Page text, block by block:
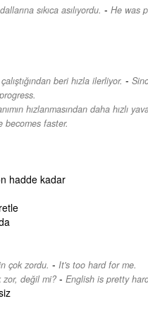
sıkıca asılıyordu. - He was
beri hızla ilerliyor. -
hızlanmasından daha hızlı
becomes faster.
hadde kadar
çok zordu. - It's too hard for me.
değil mi?- English is pretty